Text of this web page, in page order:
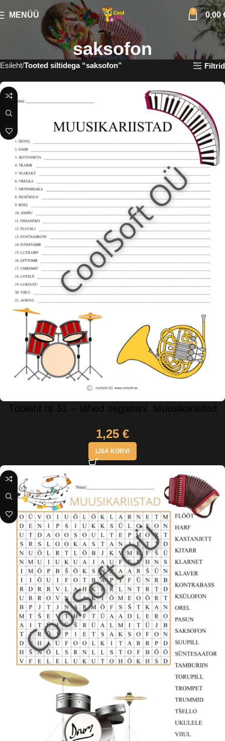
MENÜÜ 0 0,00
saksofon
Esileht Tooted siltidega “saksofon” Filtrid
Tööleht nr 51 – tähed segamini. Muusikariistad
1,25 €
LISA KORVI